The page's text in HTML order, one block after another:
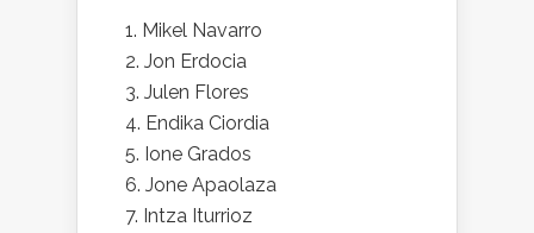
Mikel Navarro
Jon Erdocia
Julen Flores
Endika Ciordia
Ione Grados
Jone Apaolaza
Intza Iturrioz